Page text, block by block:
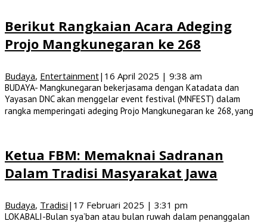
Berikut Rangkaian Acara Adeging
Projo Mangkunegaran ke 268
Budaya, Entertainment| 16 April 2025 | 9:38 am
BUDAYA- Mangkunegaran bekerjasama dengan Katadata dan
Yayasan DNC akan menggelar event festival (MNFEST) dalam
rangka memperingati adeging Projo Mangkunegaran ke 268, yang
Ketua FBM: Memaknai Sadranan
Dalam Tradisi Masyarakat Jawa
Budaya, Tradisi | 17 Februari 2025 | 3:31 pm
LOKABALI-Bulan sya’ban atau bulan ruwah dalam penanggalan